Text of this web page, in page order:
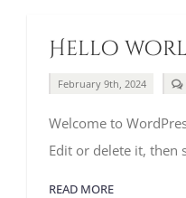
Hello
February 9th, 2024
Welcome to
Edit or delete it, then
READ MORE